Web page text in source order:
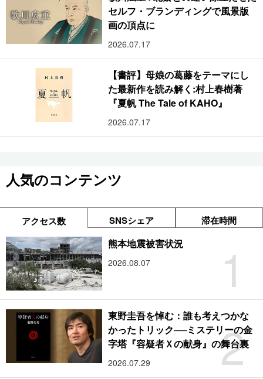
セルフ・ブランディングで風景版
画の頂点に
2026.07.17
【書評】母娘の葛藤をテーマにし
た最新作を読み解く:村上春樹著
『夏帆 The Tale of KAHO』
2026.07.17
人気のコンテンツ
アクセス数 SNSシェア 滞在時間
1
熊本地震被害状況
2026.08.07
2
東野圭吾を悼む：誰も考えつかな
かったトリック──ミステリーの金
字塔『容疑者Ｘの献身』の舞台裏
2026.07.29